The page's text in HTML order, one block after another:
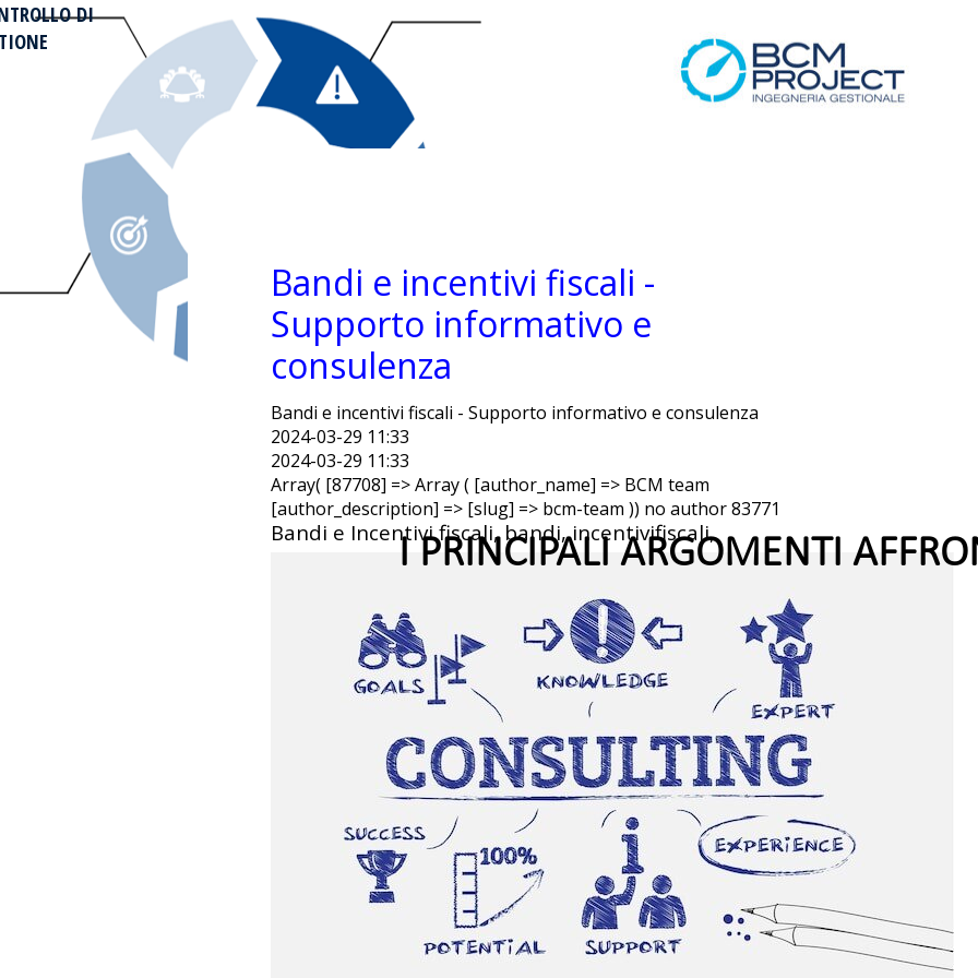
DI
Bandi e incentivi fiscali -
Supporto informativo e
consulenza
Bandi e incentivi fiscali - Supporto informativo e consulenza
2024-03-29 11:33
2024-03-29 11:33
Array( [87708] => Array ( [author_name] => BCM team
[author_description] => [slug] => bcm-team )) no author 83771
Bandi e Incentivi fiscali, bandi, incentivifiscali,
I PRINCIPALI ARGOMENTI